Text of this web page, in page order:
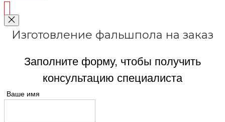
Изготовление фальшпола на заказ
Заполните форму, чтобы получить
консультацию специалиста
Ваше имя